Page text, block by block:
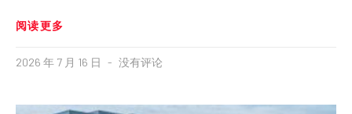
阅读更多
2026 年 7 月 16 日 没有评论